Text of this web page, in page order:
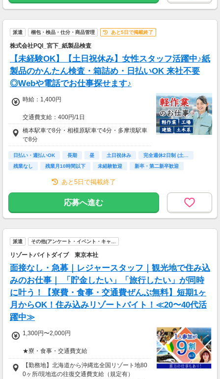
派遣 梱包・検品・仕分・商品管理 あと5日で掲載終了
株式会社PQI_宮下_紙製品検査
【未経験OK】【土日祝休み】女性スタッフ活躍中♪紙
製品のかんたん検査・箱詰め・日払いOK 来社不要
◎Webや電話でお仕事探せます♪
時給：1,400円
交通費支給：400円/1日
橋本駅車で8分・相模原駅車で4分・多摩境駅車
で8分
日払い・週払いOK 長期 昼 土日祝休み
完全週休2日制 (土…
残業なし
残業月10時間以下 未経験歓迎 新卒・第二新卒歓迎
あと5日で掲載終了
応募へ進む
派遣 その他(アンケート・イベント・キャ…
リゾートバイトダイブ 東京本社
面接なし・急募｜レジャースタッフ｜観光地で住み込
みのお仕事｜ 「貯金したい」「旅行したい」が同時
に叶う！【寮費・食事・交通費ぜんぶ無料】短期1ヶ
月からOK！住み込みリゾートバイト！≪20〜40代活
躍中≫
1,300円〜2,000円
★寮・食事・交通費支給
住み込みのお仕事のため、以下の補助がありま
す。
・寮費・光熱費無料（個室あり）
【勤務地】北海道から沖縄迄全国リゾート地80
0ヶ所/現地迄の往復交通費支給（規定有）